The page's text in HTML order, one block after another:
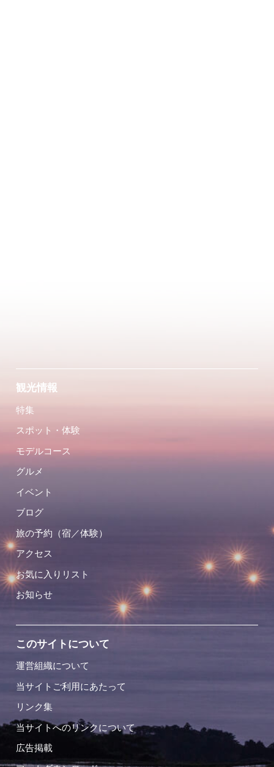
観光情報
特集
スポット・体験
モデルコース
グルメ
イベント
ブログ
旅の予約（宿／体験）
アクセス
お気に入りリスト
お知らせ
このサイトについて
運営組織について
当サイトご利用にあたって
リンク集
当サイトへのリンクについて
広告掲載